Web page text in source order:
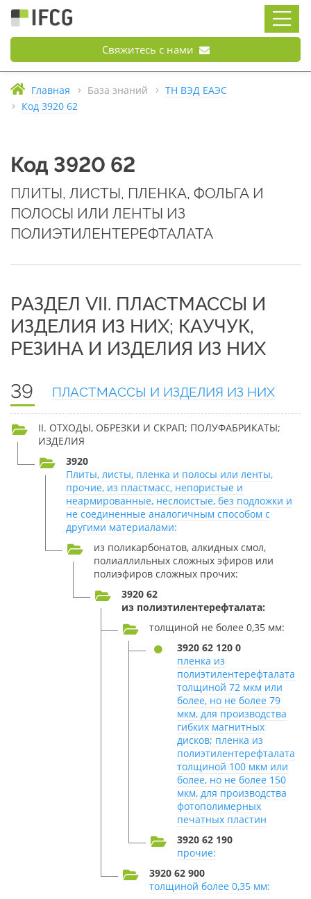
Свяжитесь с нами
Главная База знаний
ТН ВЭД ЕАЭС
Код 3920 62
Код 3920 62
ПЛИТЫ, ЛИСТЫ, ПЛЕНКА, ФОЛЬГА И
ПОЛОСЫ ИЛИ ЛЕНТЫ ИЗ
ПОЛИЭТИЛЕНТЕРЕФТАЛАТА
РАЗДЕЛ VII. ПЛАСТМАССЫ И
ИЗДЕЛИЯ ИЗ НИХ; КАУЧУК,
РЕЗИНА И ИЗДЕЛИЯ ИЗ НИХ
39 ПЛАСТМАССЫ И ИЗДЕЛИЯ ИЗ НИХ
II. ОТХОДЫ, ОБРЕЗКИ И СКРАП; ПОЛУФАБРИКАТЫ;
ИЗДЕЛИЯ
3920
Плиты, листы, пленка и полосы или ленты,
прочие, из пластмасс, непористые и
неармированные, неслоистые, без подложки и
не соединенные аналогичным способом с
другими материалами:
из поликарбонатов, алкидных смол,
полиаллильных сложных эфиров или
полиэфиров сложных прочих:
3920 62
из полиэтилентерефталата:
толщиной не более 0,35 мм:
3920 62 120 0
пленка из
полиэтилентерефталата
толщиной 72 мкм или
более, но не более 79
мкм, для производства
гибких магнитных
дисков; пленка из
полиэтилентерефталата
толщиной 100 мкм или
более, но не более 150
мкм, для производства
фотополимерных
печатных пластин
3920 62 190
прочие:
3920 62 900
толщиной более 0,35 мм: